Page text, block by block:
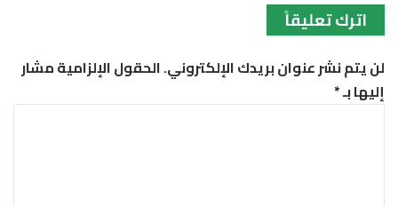
اترك تعليقاً
لن يتم نشر عنوان بريدك الإلكتروني.الحقول الإلزامية مشار
إليها بـ*